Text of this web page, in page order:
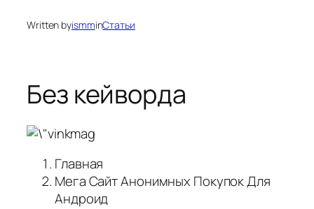
Written byismminСтатьи
Без кейворда
Главная
Мега Сайт Анонимных Покупок Для
Андроид